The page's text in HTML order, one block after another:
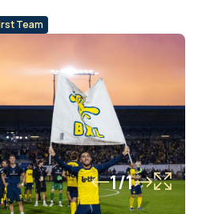
Team
1/1